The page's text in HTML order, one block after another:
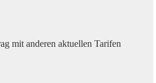
mit anderen aktuellen Tarifen